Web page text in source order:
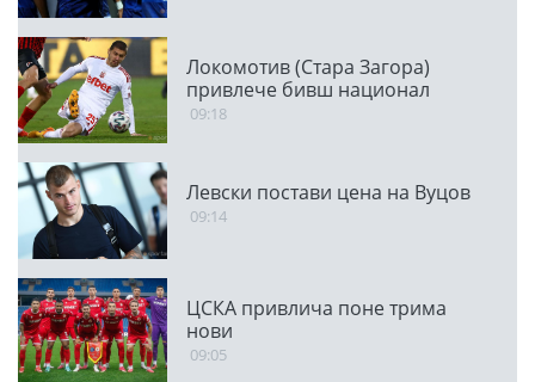
Локомотив (Стара Загора)
привлече бивш национал
09:18
Левски постави цена на Вуцов
09:14
ЦСКА привлича поне трима
нови
09:05